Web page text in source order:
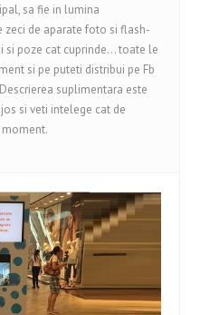
sa fie in lumina
zeci de aparate foto si flash-
si poze cat cuprinde... toate le
si pe puteti distribui pe Fb
suplimentara este
si veti intelege cat de